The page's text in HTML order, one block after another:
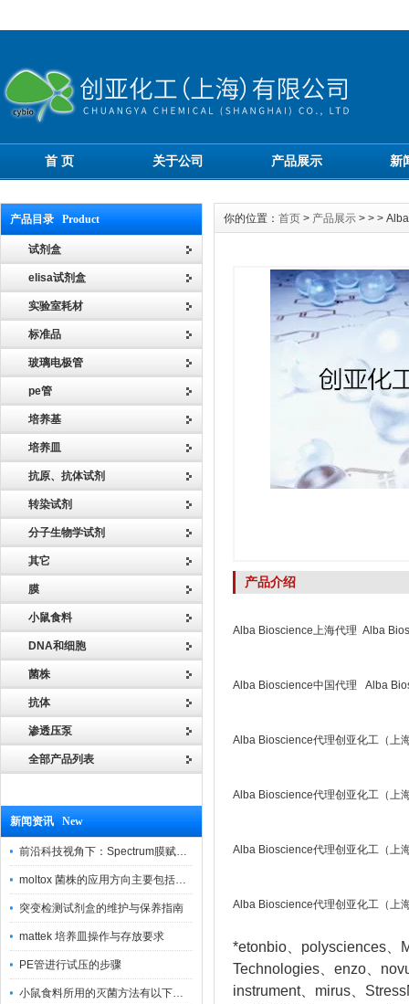
首 页 关于公司 产品展示 新
产品目录 Product
试剂盒
elisa试剂盒
实验室耗材
标准品
玻璃电极管
pe管
培养基
培养皿
抗原、抗体试剂
转染试剂
分子生物学试剂
其它
膜
小鼠食料
DNA和细胞
菌株
抗体
渗透压泵
全部产品列表
新闻资讯 New
前沿科技视角下：Spectrum膜赋能精密制造
moltox 菌株的应用方向主要包括以下几个方面
突变检测试剂盒的维护与保养指南
mattek 培养皿操作与存放要求
PE管进行试压的步骤
小鼠食料所用的灭菌方法有以下三种
你的位置： 首页 > 产品展示 > > >
产品介绍
Alba Bioscience上海代理 Alba
Alba Bioscience中国代理 Alba
Alba Bioscience代理创亚化工（上
Alba Bioscience代理创亚化工（上
Alba Bioscience代理创亚化工（上
Alba Bioscience代理创亚化工（上
*etonbio、polysciences、
Technologies、enzo、
instrument、mirus、